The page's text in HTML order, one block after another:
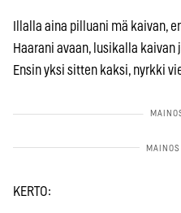
Illalla aina pilluani mä kaivan,
Haarani avaan, lusikalla
Ensin yksi sitten kaksi, nyrkki
KERTO: